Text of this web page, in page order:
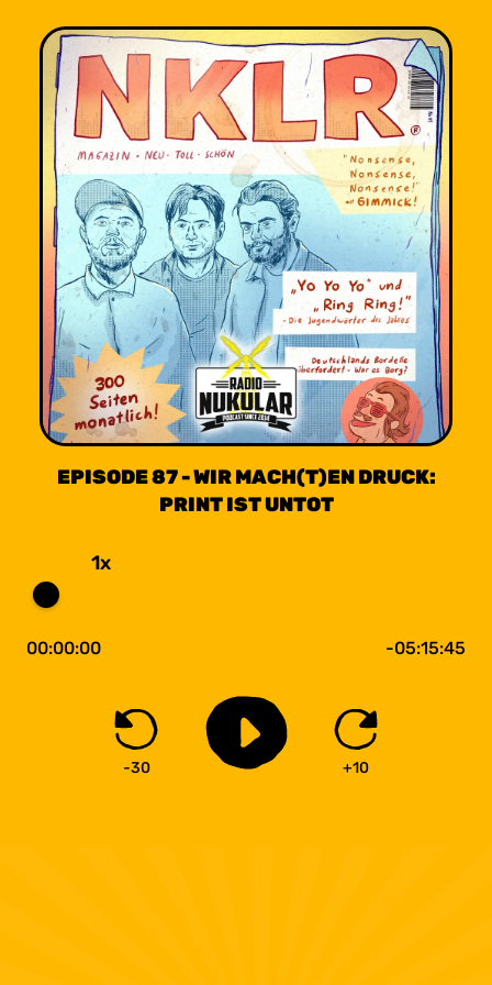
EPISODE 87 - WIR MACH(T)EN DRUCK:
PRINT IST UNTOT
1x
00:00:00 -05:15:45
-30 +10